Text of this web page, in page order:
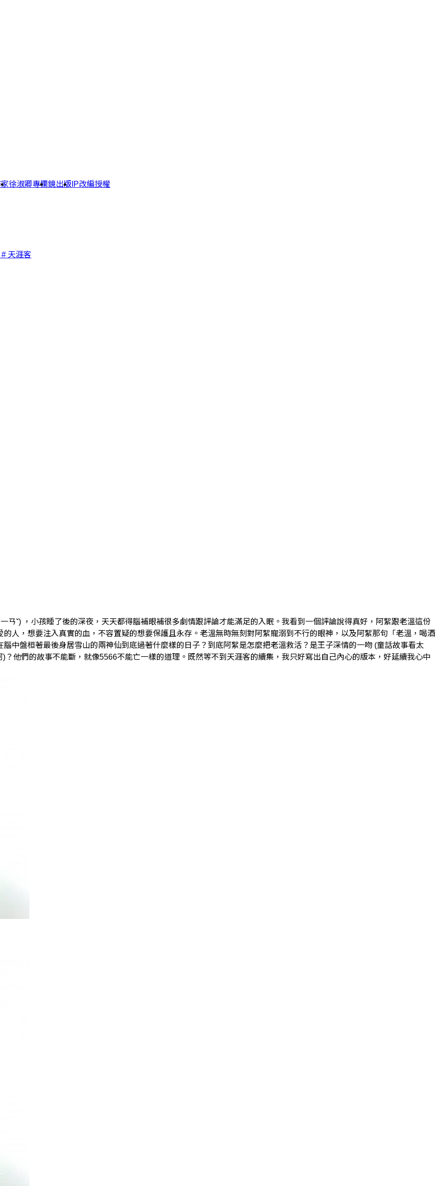
徐淑卿專欄鏡出版 IP改編授權
# 天涯客
ㄢˇ) ，小孩睡了後的深夜，天天都得腦補眼補很多劇情跟評論才能滿足的入眠。我看到一個評論說得真好，阿絮跟老溫這份
人，想要注入真實的血，不容置疑的想要保護且永存。老溫無時無刻對阿絮寵溺到不行的眼神，以及阿絮那句「老溫，喝酒
中盤桓著最後身居雪山的兩神仙到底過著什麼樣的日子？到底阿絮是怎麼把老溫救活？是王子深情的一吻 (童話故事看太
他們的故事不能斷，就像5566不能亡一樣的道理。既然等不到天涯客的續集，我只好寫出自己內心的版本，好延續我心中